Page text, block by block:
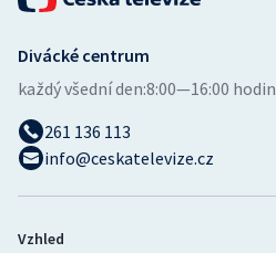
Divácké centrum
každý všední den:8:00—16:00 hodin
261 136 113
info@ceskatelevize.cz
Vzhled